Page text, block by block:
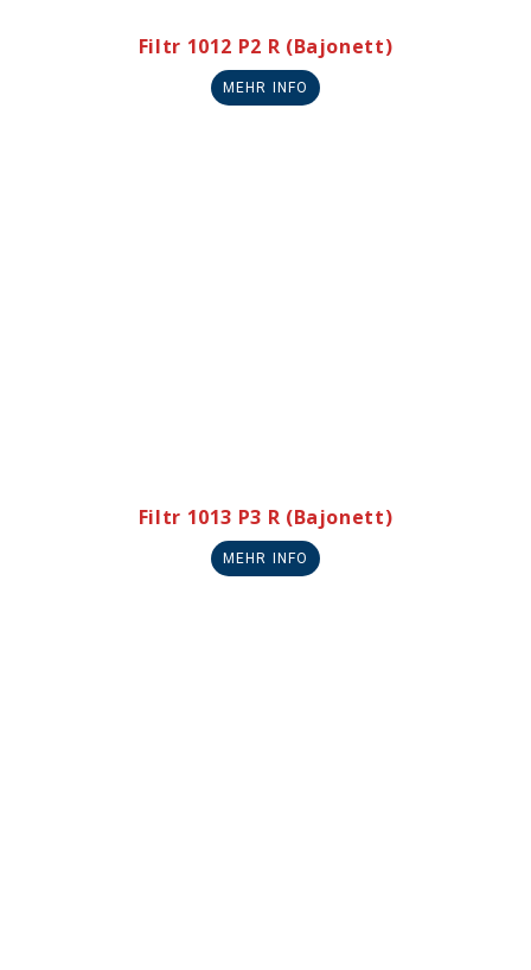
Filtr 1012 P2 R (Bajonett)
MEHR INFO
Filtr 1013 P3 R (Bajonett)
MEHR INFO